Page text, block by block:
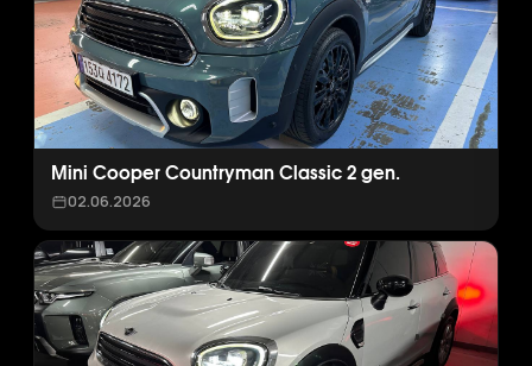
Mini Cooper Countryman Classic 2 gen.
02.06.2026